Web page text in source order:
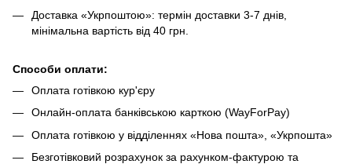
Доставка «Укрпоштою»: термін доставки 3-7 днів,
мінімальна вартість від 40 грн.
Способи оплати:
Оплата готівкою кур'єру
Онлайн-оплата банківською карткою (WayForPay)
Оплата готівкою у відділеннях «Нова пошта», «Укрпошта»
Безготівковий розрахунок за рахунком-фактурою та